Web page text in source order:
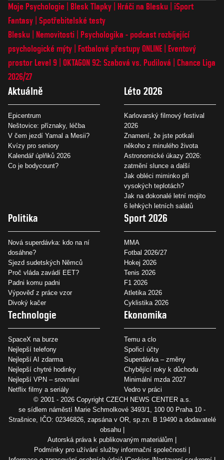
Moje Psychologie Blesk Tlapky Hráči na Blesku
iSport
Fantasy Spotřebitelské testy
Blesku
Nemovitosti
Psychologika - podcast rozbíjející
psychologické mýty
Fotbalové přestupy ONLINE
Eventový
prostor Level 9 OKTAGON 92: Szabová vs. Pudilová
Chance Liga
2026/27
Aktuálně
Epicentrum
Neštovice: příznaky, léčba
V čem jezdí Yamal a Mesii?
Kvízy pro seniory
Kalendář úplňků 2026
Co je bodycount?
Léto 2026
Karlovarský filmový festival
2026
Znamení, že jste potkali
někoho z minulého života
Astronomické úkazy 2026:
zatmění slunce a další
Jak obléci miminko při
vysokých teplotách?
Jak na dokonalé letní mojito
6 lehkých letních salátů
Politika
Nová superdávka: kdo na ní
dosáhne?
Sjezd sudetských Němců
Proč vláda zavádí EET?
Padni komu padni
Výpověď z práce vzor
Divoký kačer
Sport 2026
MMA
Fotbal 2026/27
Hokej 2026
Tenis 2026
F1 2026
Atletika 2026
Cyklistika 2026
Technologie
SpaceX na burze
Nejlepší telefony
Nejlepší AI zdarma
Nejlepší chytré hodinky
Nejlepší VPN – srovnání
Netflix filmy a seriály
Ekonomika
Temu a clo
Spořicí účty
Superdávka – změny
Chybějící roky k důchodu
Minimální mzda 2027
Vedro v práci
© 2001 - 2026 Copyright CZECH NEWS CENTER a.s.
se sídlem náměstí Marie Schmolkové 3493/1, 100 00 Praha 10 -
Strašnice, IČO: 02346826, zapsána v OR, sp.zn. B 19490 a dodavatelé
obsahu
Autorská práva k publikovaným materiálům
Podmínky pro užívání služby informační společnosti